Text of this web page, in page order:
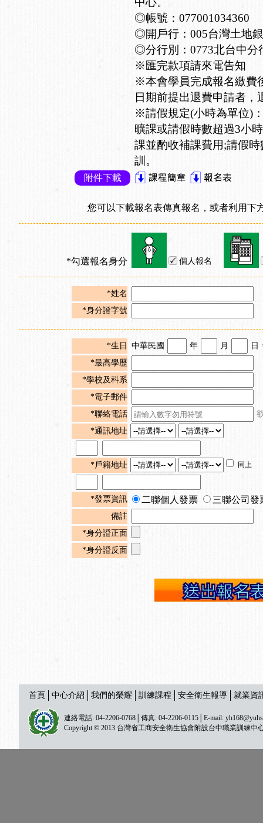
◎帳號：077001034360
◎開戶行：005台灣土地
◎分行別：0773北台中分
※匯完款項請來電告知
※本會學員完成報名繳費
日期前提出退費申請者，
※請假規定(小時為單位)
曠課或請假時數超過3小
課並酌收補課費用;請假
訓。
附件下載
您可以下載報名表傳真報名，或者利用下
*勾選報名身分 個人報名
*姓名
*身分證字號
*生日 中華民國 年 月 日
*最高學歷
*學校及科系
*電子郵件
*聯絡電話
*通訊地址
*戶籍地址 同上
*發票資訊 二聯個人發票 三聯公司發
備註
*身分證正面
*身分證反面
首頁 中心介紹 我們的榮耀 訓練課程 安全衛生報導 就業資
連絡電話: 04-2206-0768│傳真: 04-2206-0115│E-mail:
Copyright © 2013 台灣省工商安全衛生協會附設台中職業訓練中